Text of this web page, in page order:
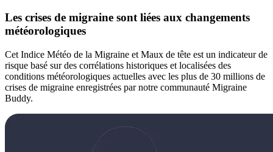
Les crises de migraine sont liées aux changements
météorologiques
Cet Indice Météo de la Migraine et Maux de tête est un indicateur de
risque basé sur des corrélations historiques et localisées des
conditions météorologiques actuelles avec les plus de 30 millions de
crises de migraine enregistrées par notre communauté Migraine
Buddy.